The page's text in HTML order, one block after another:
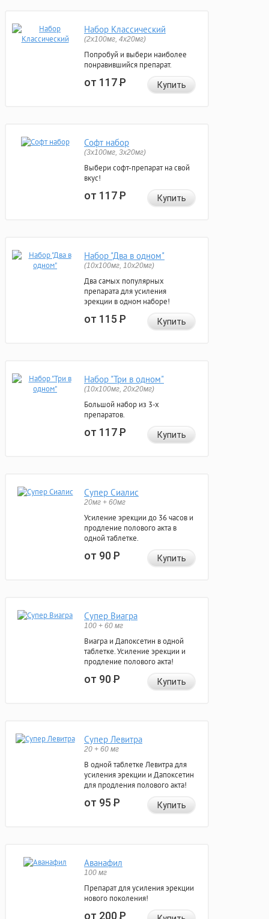
Набор Классический
(2x100мг, 4x20мг)
Попробуй и выбери наиболее
понравившийся препарат.
от 117Р Купить
Софт набор
(3x100мг, 3x20мг)
Выбери софт-препарат на свой
вкус!
от 117Р Купить
Набор "Два в одном"
(10x100мг, 10x20мг)
Два самых популярных
препарата для усиления
эрекции в одном наборе!
от 115Р Купить
Набор "Три в одном"
(10x100мг, 20x20мг)
Большой набор из 3-х
препаратов.
от 117Р Купить
Супер Сиалис
20мг + 60мг
Усиление эрекции до 36 часов и
продление полового акта в
одной таблетке.
от 90Р Купить
Супер Виагра
100 + 60 мг
Виагра и Дапоксетин в одной
таблетке. Усиление эрекции и
продление полового акта!
от 90Р Купить
Супер Левитра
20 + 60 мг
В одной таблетке Левитра для
усиления эрекции и Дапоксетин
для продления полового акта!
от 95Р Купить
Аванафил
100 мг
Препарат для усиления эрекции
нового поколения!
от 200Р